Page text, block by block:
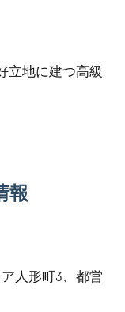
立地に建つ高級
報
人形町3、都営